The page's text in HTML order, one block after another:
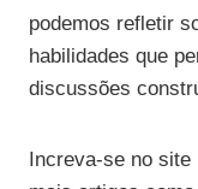
podemos refletir
habilidades que
discussões
Increva-se no